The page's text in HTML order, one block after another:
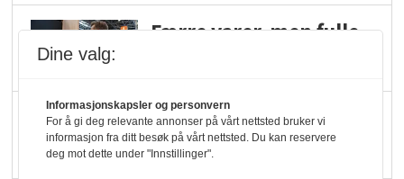
Færre varer, men fulle
KI lager mat i butikken
Dine valg:
Informasjonskapsler og personvern
For å gi deg relevante annonser på vårt nettsted bruker vi
informasjon fra ditt besøk på vårt nettsted. Du kan reservere
deg mot dette under "Innstillinger".